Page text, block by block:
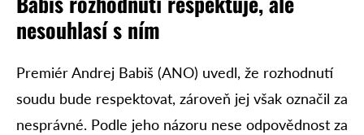
nesouhlasí s ním
Premiér Andrej Babiš (ANO) uvedl, že rozhodnutí
soudu bude respektovat, zároveň jej však označil za
nesprávné. Podle jeho názoru nese odpovědnost za